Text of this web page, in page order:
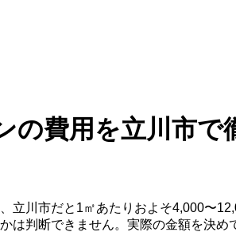
の費用を立川市
立川市だと1㎡あたりおよそ4,000〜
は判断できません。実際の金額を決め